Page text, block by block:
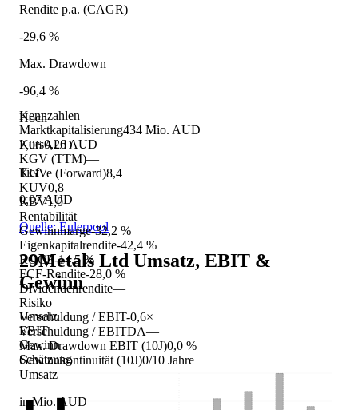
Kennzahlen
Marktkapitalisierung434 Mio. AUD
Kurs0,26 AUD
KGV (TTM)—
KGVe (Forward)8,4
KUV0,8
KBV1,0
Rentabilität
Gewinnmarge-32,2 %
Eigenkapitalrendite-42,4 %
ROCE-14,5 %
FCF-Rendite-28,0 %
Dividendenrendite—
Risiko
Verschuldung / EBIT-0,6×
Verschuldung / EBITDA—
Max. Drawdown EBIT (10J)0,0 %
Gewinnkontinuität (10J)0/10 Jahre
Umsatz
in Mio. AUD
Rendite p.a. (CAGR)
-29,6 %
Max. Drawdown
-96,4 %
Hoch
2,06 AUD
Tief
0,07 AUD
Quelle: Eulerpool
29Metals Ltd Umsatz, EBIT &
Gewinn
Umsatz
EBIT
Gewinn
Schätzung